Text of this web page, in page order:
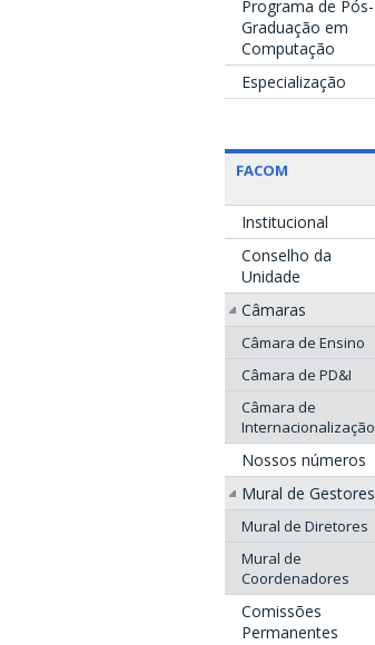
Programa de Pós-
Graduação em
Computação
Especialização
FACOM
Institucional
Conselho da
Unidade
Câmaras
Câmara de Ensino
Câmara de PD&I
Câmara de
Internacionalização
Nossos números
Mural de Gestores
Mural de Diretores
Mural de
Coordenadores
Comissões
Permanentes